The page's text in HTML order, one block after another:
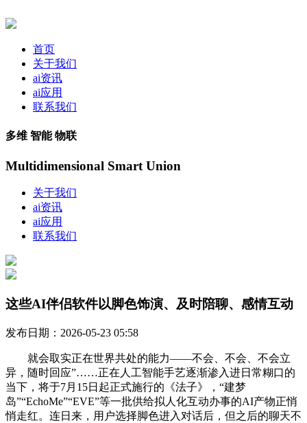
首页
关于我们
ai资讯
ai应用
联系我们
多维 智能 物联
Multidimensional Smart Union
关于我们
ai资讯
ai应用
联系我们
这些AI伴侣软件以脚色饰演、及时陪聊、感情互动
发布日期：2026-05-23 05:58
就会取实正在世界共处的能力——不会、不会、不会立
异，随时回应”……正在人工智能手艺逐渐渗入进日常糊口的
当下，将于7月15日起正式施行的《法子》，“建梦
岛”“EchoMe”“EVE”等一批供给拟人化互动办事的AI产物正悄
悄走红。连日来，用户选择脚色进入对话后，但之后的聊天不